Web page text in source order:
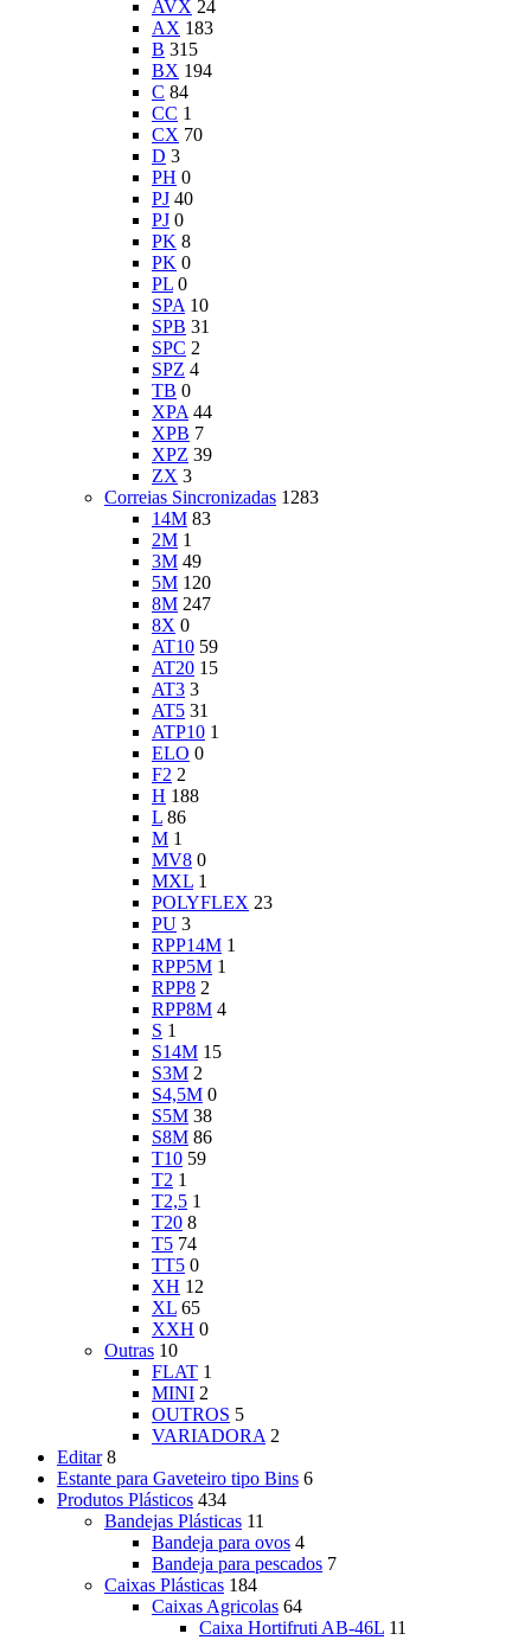
AVX 24
AX 183
B 315
BX 194
C 84
CC 1
CX 70
D 3
PH 0
PJ 40
PJ 0
PK 8
PK 0
PL 0
SPA 10
SPB 31
SPC 2
SPZ 4
TB 0
XPA 44
XPB 7
XPZ 39
ZX 3
Correias Sincronizadas 1283
14M 83
2M 1
3M 49
5M 120
8M 247
8X 0
AT10 59
AT20 15
AT3 3
AT5 31
ATP10 1
ELO 0
F2 2
H 188
L 86
M 1
MV8 0
MXL 1
POLYFLEX 23
PU 3
RPP14M 1
RPP5M 1
RPP8 2
RPP8M 4
S 1
S14M 15
S3M 2
S4,5M 0
S5M 38
S8M 86
T10 59
T2 1
T2,5 1
T20 8
T5 74
TT5 0
XH 12
XL 65
XXH 0
Outras 10
FLAT 1
MINI 2
OUTROS 5
VARIADORA 2
Editar 8
Estante para Gaveteiro tipo Bins 6
Produtos Plásticos 434
Bandejas Plásticas 11
Bandeja para ovos 4
Bandeja para pescados 7
Caixas Plásticas 184
Caixas Agricolas 64
Caixa Hortifruti AB-46L 11